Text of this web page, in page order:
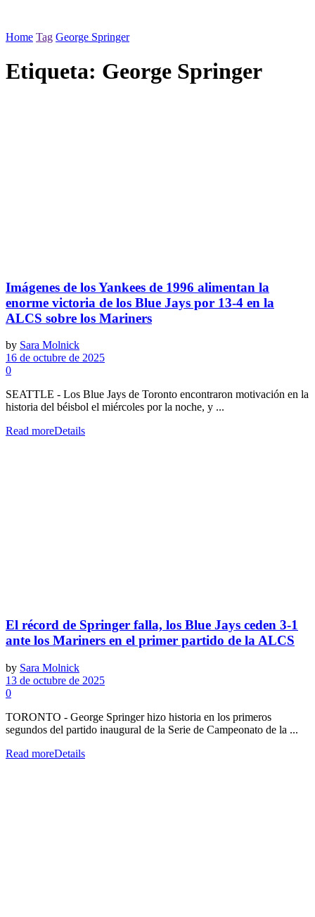
Home Tag George Springer
Etiqueta: George Springer
Imágenes de los Yankees de 1996 alimentan la
enorme victoria de los Blue Jays por 13-4 en la
ALCS sobre los Mariners
by Sara Molnick
16 de octubre de 2025
0
SEATTLE - Los Blue Jays de Toronto encontraron motivación en la
historia del béisbol el miércoles por la noche, y ...
Read moreDetails
El récord de Springer falla, los Blue Jays ceden 3-1
ante los Mariners en el primer partido de la ALCS
by Sara Molnick
13 de octubre de 2025
0
TORONTO - George Springer hizo historia en los primeros
segundos del partido inaugural de la Serie de Campeonato de la ...
Read moreDetails